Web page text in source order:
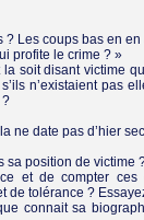
Les coups bas en
profite le crime ? »
soit disant victime
n’existaient pas
?
ne date pas d’hier
sa position de victime
et de compter
tolérance ?
connait sa